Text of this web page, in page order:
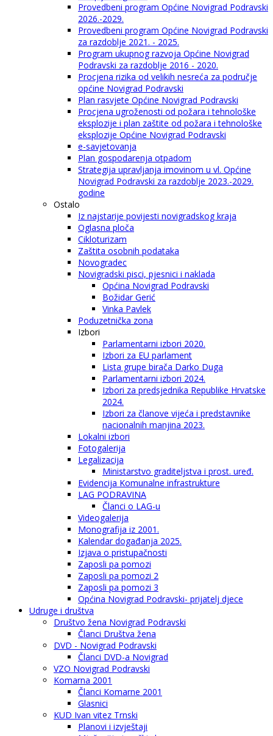
Provedbeni program Općine Novigrad Podravski
2026.-2029.
Provedbeni program Općine Novigrad Podravski
za razdoblje 2021. - 2025.
Program ukupnog razvoja Općine Novigrad
Podravski za razdoblje 2016 - 2020.
Procjena rizika od velikih nesreća za područje
općine Novigrad Podravski
Plan rasvjete Općine Novigrad Podravski
Procjena ugroženosti od požara i tehnološke
eksplozije i plan zaštite od požara i tehnološke
eksplozije Općine Novigrad Podravski
e-savjetovanja
Plan gospodarenja otpadom
Strategija upravljanja imovinom u vl. Općine
Novigrad Podravski za razdoblje 2023.-2029.
godine
Ostalo
Iz najstarije povijesti novigradskog kraja
Oglasna ploča
Cikloturizam
Zaštita osobnih podataka
Novogradec
Novigradski pisci, pjesnici i naklada
Općina Novigrad Podravski
Božidar Gerić
Vinka Pavlek
Poduzetnička zona
Izbori
Parlamentarni izbori 2020.
Izbori za EU parlament
Lista grupe birača Darko Duga
Parlamentarni izbori 2024.
Izbori za predsjednika Republike Hrvatske
2024.
Izbori za članove vijeća i predstavnike
nacionalnih manjina 2023.
Lokalni izbori
Fotogalerija
Legalizacija
Ministarstvo graditeljstva i prost. uređ.
Evidencija Komunalne infrastrukture
LAG PODRAVINA
Članci o LAG-u
Videogalerija
Monografija iz 2001.
Kalendar događanja 2025.
Izjava o pristupačnosti
Zaposli pa pomozi
Zaposli pa pomozi 2
Zaposli pa pomozi 3
Općina Novigrad Podravski- prijatelj djece
Udruge i društva
Društvo žena Novigrad Podravski
Članci Društva žena
DVD - Novigrad Podravski
Članci DVD-a Novigrad
VZO Novigrad Podravski
Komarna 2001
Članci Komarne 2001
Glasnici
KUD Ivan vitez Trnski
Planovi i izvještaji